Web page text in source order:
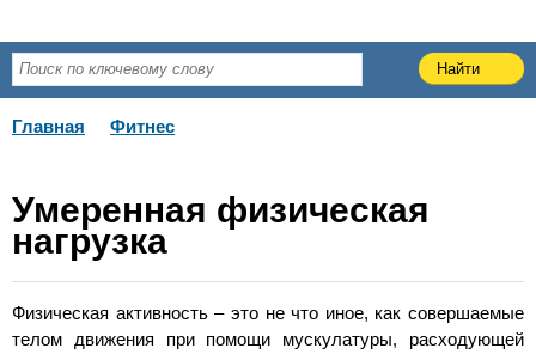
Главная Фитнес
Умеренная физическая
нагрузка
Физическая активность – это не что иное, как совершаемые
телом движения при помощи мускулатуры, расходующей